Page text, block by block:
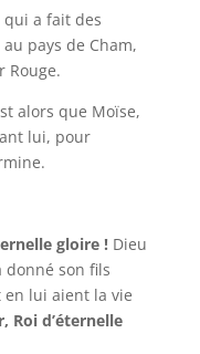
a fait des
pays de Cham,
Rouge.
alors que Moïse,
lui, pour
gloire !Dieu
donné son fils
lui aient la vie
Roi d’éternelle